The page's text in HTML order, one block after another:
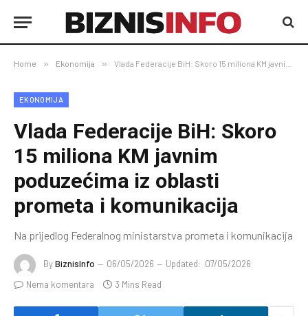
Home » Ekonomija » Vlada Federacije BiH: Skoro 15 miliona KM javnim poduzećima iz oblasti prometa i komunikacija
EKONOMIJA
Vlada Federacije BiH: Skoro
15 miliona KM javnim
poduzećima iz oblasti
prometa i komunikacija
Na prijedlog Federalnog ministarstva prometa i komunikacija
ByBiznisInfo 06/05/2026 Updated: 07/05/2026
Nema komentara
3 Mins Read